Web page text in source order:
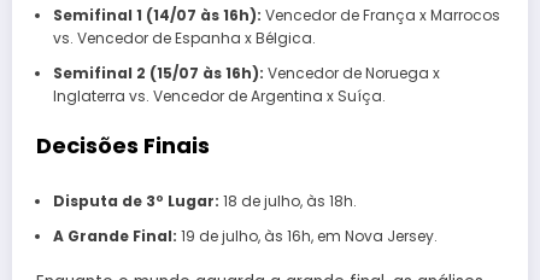
Semifinal 1 (14/07 às 16h): Vencedor de França x Marrocos
vs. Vencedor de Espanha x Bélgica.
Semifinal 2 (15/07 às 16h): Vencedor de Noruega x
Inglaterra vs. Vencedor de Argentina x Suíça.
Decisões Finais
Disputa de 3º Lugar: 18 de julho, às 18h.
A Grande Final: 19 de julho, às 16h, em Nova Jersey.